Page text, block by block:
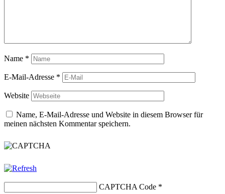
Name *
E-Mail-Adresse *
Website
Name, E-Mail-Adresse und Website in diesem Browser für
meinen nächsten Kommentar speichern.
CAPTCHA Code *